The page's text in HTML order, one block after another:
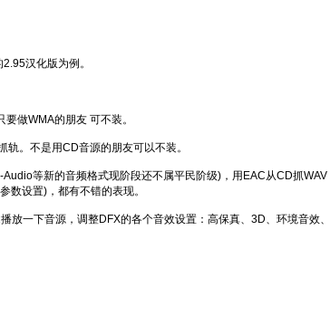
汉化版为例。
做WMA的朋友 可不装。
。不是用CD音源的朋友可以不装。
等新的音频格式现阶段还不属平民阶级)，用EAC从CD抓
数设置)，都有不错的表现。
一下音源，调整DFX的各个音效设置：高保真、3D、环境音效